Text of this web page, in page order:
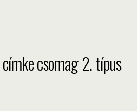
csomag 2. típus